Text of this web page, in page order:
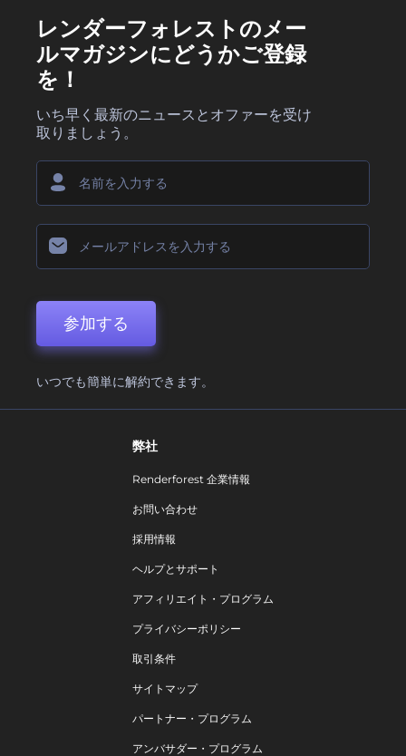
レンダーフォレストのメー
ルマガジンにどうかご登録
を！
いち早く最新のニュースとオファーを受け
取りましょう。
参加する
いつでも簡単に解約できます。
弊社
Renderforest 企業情報
お問い合わせ
採用情報
ヘルプとサポート
アフィリエイト・プログラム
プライバシーポリシー
取引条件
サイトマップ
パートナー・プログラム
アンバサダー・プログラム